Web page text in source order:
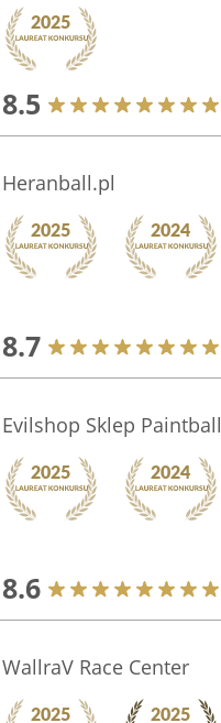
8.5
Heranball.pl
8.7
Evilshop Sklep Paintball
8.6
WallraV Race Center